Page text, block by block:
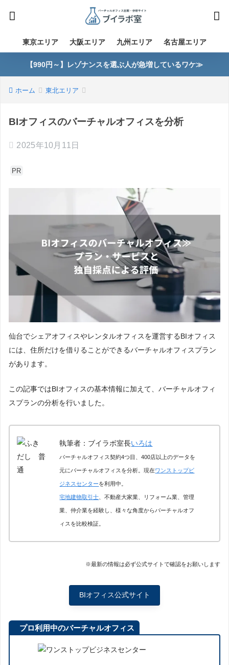
東京エリア 大阪エリア 九州エリア 名古屋エリア
【990円～】レゾナンスを選ぶ人が急増しているワケ≫
ホーム 東北エリア
BIオフィスのバーチャルオフィスを分析
2025年10月11日
PR
仙台でシェアオフィスやレンタルオフィスを運営するBIオフィス
には、住所だけを借りることができるバーチャルオフィスプラン
があります。
この記事ではBIオフィスの基本情報に加えて、バーチャルオフィ
スプランの分析を行いました。
執筆者：ブイラボ室長いろは
バーチャルオフィス契約4つ目、400店以上のデータを
元にバーチャルオフィスを分析。現在ワンストップビ
ジネスセンターを利用中。
宅地建物取引士、不動産大家業、リフォーム業、管理
業、仲介業を経験し、様々な角度からバーチャルオフ
ィスを比較検証。
※最新の情報は必ず公式サイトで確認をお願いします
BIオフィス公式サイト
プロ利用中のバーチャルオフィス